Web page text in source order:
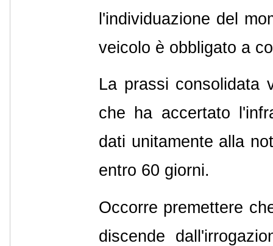
l'individuazione del
veicolo è obbligato a
La prassi consolidata
che ha accertato
dati unitamente alla
entro 60 giorni.
Occorre premettere
discende